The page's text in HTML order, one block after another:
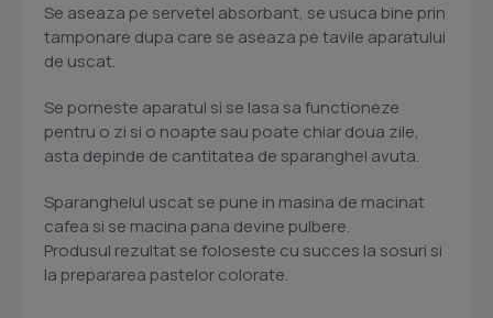
Se aseaza pe servetel absorbant, se usuca bine prin
tamponare dupa care se aseaza pe tavile aparatului
de uscat.
Se porneste aparatul si se lasa sa functioneze
pentru o zi si o noapte sau poate chiar doua zile,
asta depinde de cantitatea de sparanghel avuta.
Sparanghelul uscat se pune in masina de macinat
cafea si se macina pana devine pulbere.
Produsul rezultat se foloseste cu succes la sosuri si
la prepararea pastelor colorate.